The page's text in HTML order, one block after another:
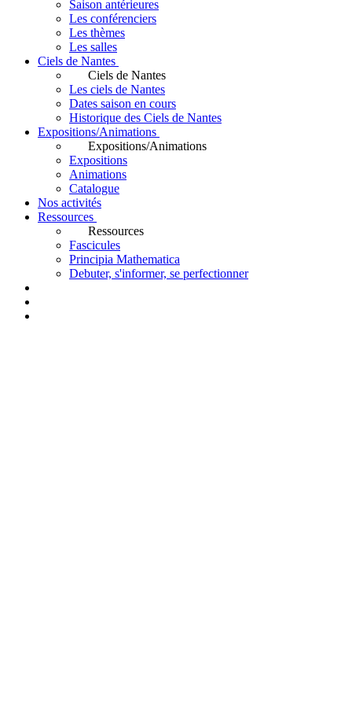
Saison antérieures
Les conférenciers
Les thèmes
Les salles
Ciels de Nantes
Ciels de Nantes
Les ciels de Nantes
Dates saison en cours
Historique des Ciels de Nantes
Expositions/Animations
Expositions/Animations
Expositions
Animations
Catalogue
Nos activités
Ressources
Ressources
Fascicules
Principia Mathematica
Debuter, s'informer, se perfectionner